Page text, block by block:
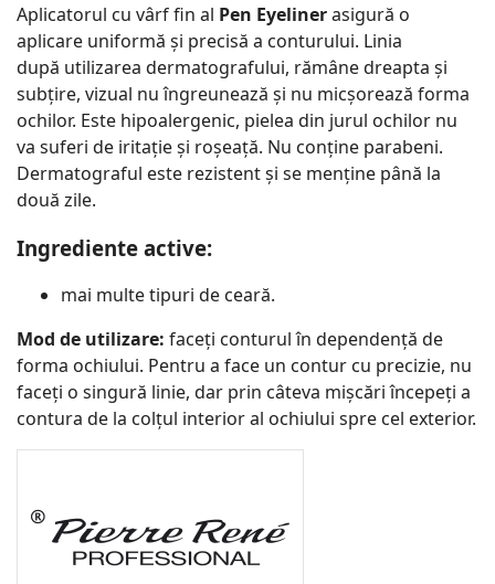
Aplicatorul cu vârf fin al Pen Eyeliner​ asigură o
aplicare uniformă și precisă a conturului. Linia
după utilizarea dermatografului, rămâne dreapta și
subțire, vizual nu îngreunează și nu micșorează forma
ochilor. Este hipoalergenic, pielea din jurul ochilor nu
va suferi de iritație și roșeață. Nu conține parabeni.
Dermatograful este rezistent și se menține până la
două zile.
Ingrediente active:
mai multe tipuri de ceară.
Mod de utilizare: faceți conturul în dependență de
forma ochiului. Pentru a face un contur cu precizie, nu
faceți o singură linie, dar prin câteva mișcări începeți a
contura de la colțul interior al ochiului spre cel exterior.